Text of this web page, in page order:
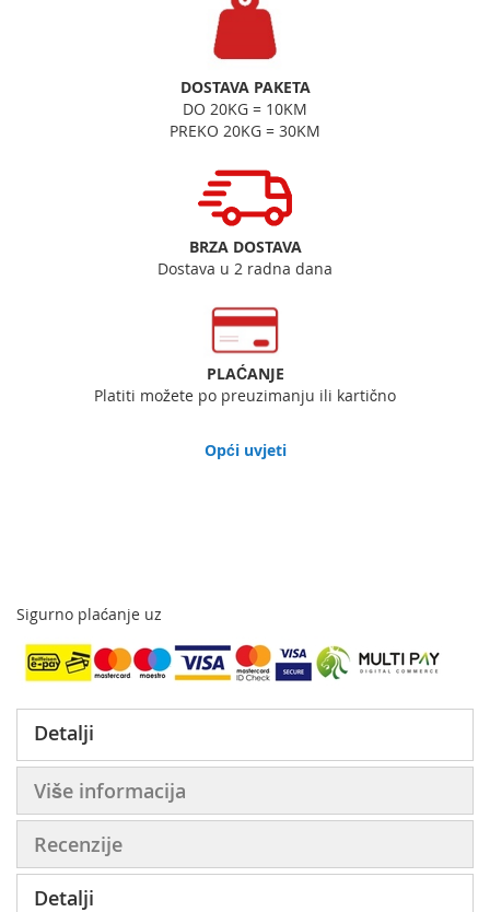
DOSTAVA PAKETA
DO 20KG = 10KM
PREKO 20KG = 30KM
BRZA DOSTAVA
Dostava u 2 radna dana
PLAĆANJE
Platiti možete po preuzimanju ili kartično
Opći uvjeti
Sigurno plaćanje uz
Detalji
Više informacija
Recenzije
Detalji